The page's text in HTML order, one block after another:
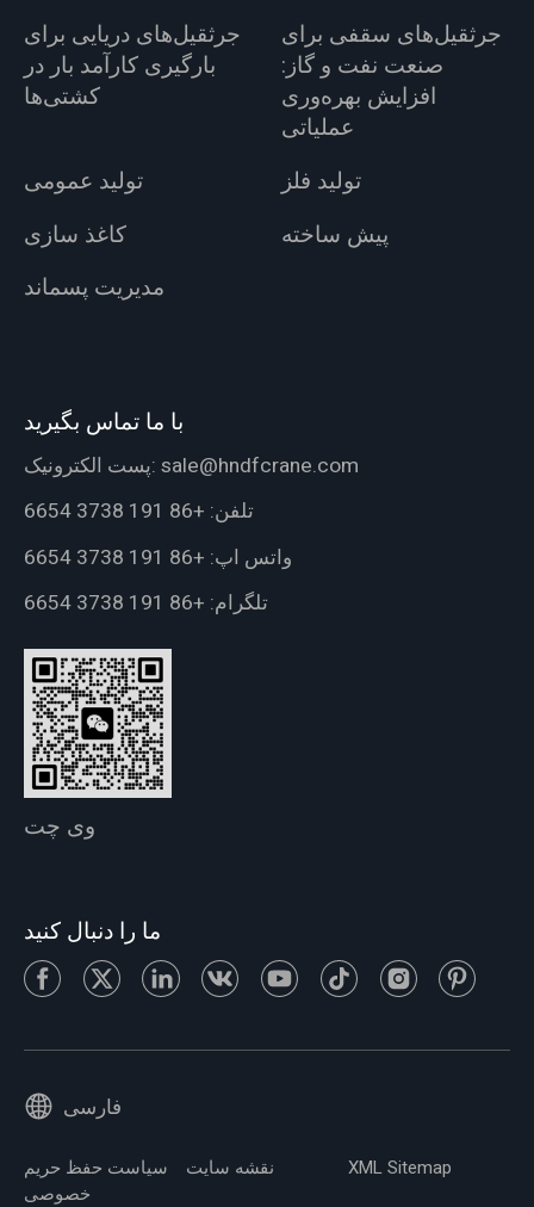
جرثقیل‌های دریایی برای
بارگیری کارآمد بار در
کشتی‌ها
جرثقیل‌های سقفی برای
صنعت نفت و گاز:
افزایش بهره‌وری
عملیاتی
تولید عمومی
تولید فلز
کاغذ سازی
پیش ساخته
مدیریت پسماند
با ما تماس بگیرید
پست الکترونیک: sale@hndfcrane.com
تلفن: +86 191 3738 6654
واتس اپ: +86 191 3738 6654
تلگرام: +86 191 3738 6654
وی چت
ما را دنبال کنید
فارسی
سیاست حفظ حریم
خصوصی
نقشه سایت XML Sitemap